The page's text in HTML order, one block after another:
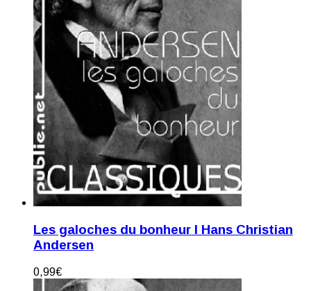
Les galoches du bonheur I Hans Christian
Andersen
0,99€